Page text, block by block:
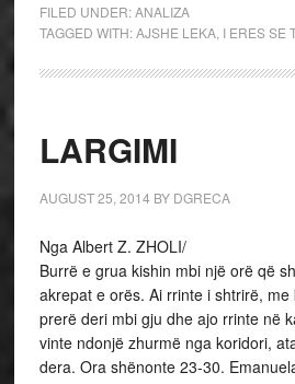
FILED UNDER:ANALIZA
TAGGED WITH:AJSHE LEKA, I ERES SE
LARGIMI
AUGUST 25, 2014 BY DGRECA
Nga Albert Z. ZHOLI/
Burrë e grua kishin mbi një orë që
akrepat e orës. Ai rrinte i shtrirë,
prerë deri mbi gju dhe ajo rrinte në
vinte ndonjë zhurmë nga koridori,
dera. Ora shënonte 23-30.